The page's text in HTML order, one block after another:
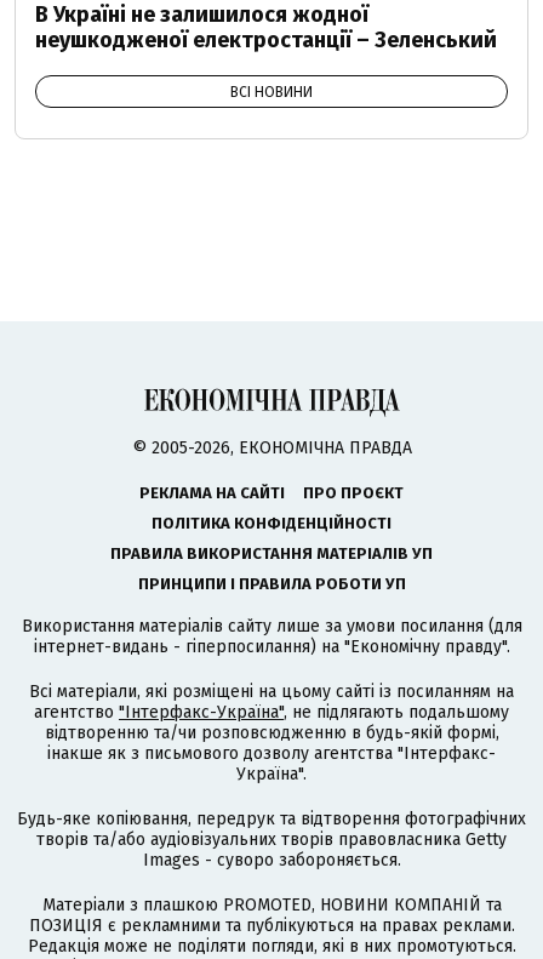
В Україні не залишилося жодної
неушкодженої електростанції – Зеленський
ВСІ НОВИНИ
© 2005-2026, ЕКОНОМІЧНА ПРАВДА
РЕКЛАМА НА САЙТІ
ПРО ПРОЄКТ
ПОЛІТИКА КОНФІДЕНЦІЙНОСТІ
ПРАВИЛА ВИКОРИСТАННЯ МАТЕРІАЛІВ УП
ПРИНЦИПИ І ПРАВИЛА РОБОТИ УП
Використання матеріалів сайту лише за умови посилання (для
інтернет-видань - гіперпосилання) на "Економічну правду".
Всі матеріали, які розміщені на цьому сайті із посиланням на
агентство "Інтерфакс-Україна", не підлягають подальшому
відтворенню та/чи розповсюдженню в будь-якій формі,
інакше як з письмового дозволу агентства "Інтерфакс-
Україна".
Будь-яке копіювання, передрук та відтворення фотографічних
творів та/або аудіовізуальних творів правовласника Getty
Images - суворо забороняється.
Матеріали з плашкою PROMOTED, НОВИНИ КОМПАНІЙ та
ПОЗИЦІЯ є рекламними та публікуються на правах реклами.
Редакція може не поділяти погляди, які в них промотуються.